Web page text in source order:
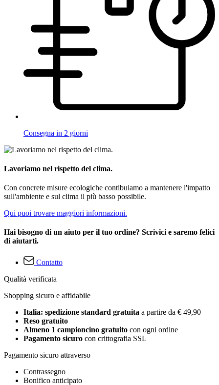
Consegna in 2 giorni
Lavoriamo nel rispetto del clima.
Con concrete misure ecologiche contibuiamo a mantenere l'impatto
sull'ambiente e sul clima il più basso possibile.
Qui puoi trovare maggiori informazioni.
Hai bisogno di un aiuto per il tuo ordine? Scrivici e saremo felici
di aiutarti.
Contatto
Qualità verificata
Shopping sicuro e affidabile
Italia: spedizione standard gratuita a partire da € 49,90
Reso gratuito
Almeno 1 campioncino gratuito con ogni ordine
Pagamento sicuro con crittografia SSL
Pagamento sicuro attraverso
Contrassegno
Bonifico anticipato